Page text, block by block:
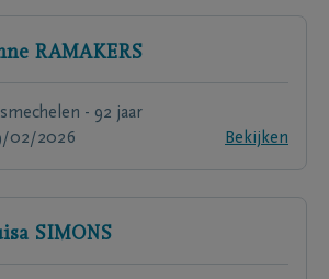
RAMAKERS
- 92 jaar
02/2026
Bekijken
SIMONS